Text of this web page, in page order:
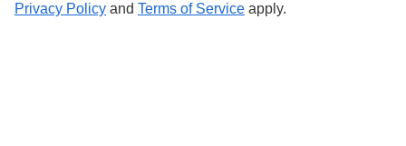
Privacy Policy and Terms of Service apply.